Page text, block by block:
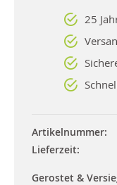
25
Artikelnummer
Lieferzeit
Gerostet &